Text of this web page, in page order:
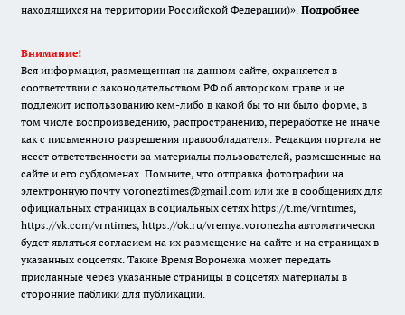
находящихся на территории Российской Федерации)». Подробнее
Внимание!
Вся информация, размещенная на данном сайте, охраняется в
соответствии с законодательством РФ об авторском праве и не
подлежит использованию кем-либо в какой бы то ни было форме, в
том числе воспроизведению, распространению, переработке не иначе
как с письменного разрешения правообладателя. Редакция портала не
несет ответственности за материалы пользователей, размещенные на
сайте и его субдоменах. Помните, что отправка фотографии на
электронную почту voroneztimes@gmail.com или же в сообщениях для
официальных страницах в социальных сетях https://t.me/vrntimes,
https://vk.com/vrntimes, https://ok.ru/vremya.voronezha автоматически
будет являться согласием на их размещение на сайте и на страницах в
указанных соцсетях. Также Время Воронежа может передать
присланные через указанные страницы в соцсетях материалы в
сторонние паблики для публикации.